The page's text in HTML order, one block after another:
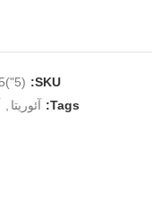
SKU:
(5")15-AT
Tags:
آئوریتا